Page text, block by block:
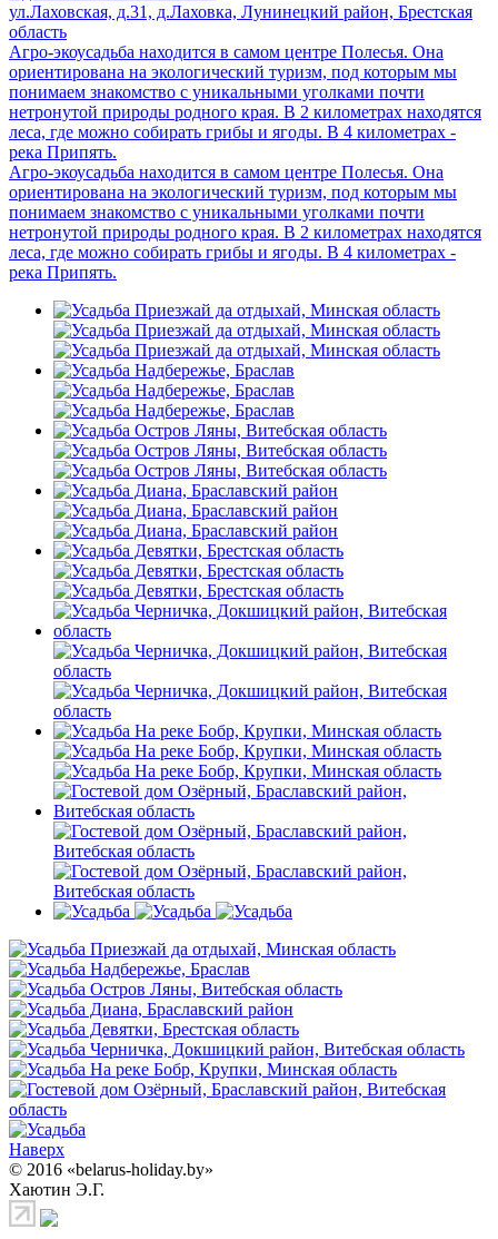
ул.Лаховская, д.31, д.Лаховка, Лунинецкий район, Брестская
область
Агро-экоусадьба находится в самом центре Полесья. Она
ориентирована на экологический туризм, под которым мы
понимаем знакомство с уникальными уголками почти
нетронутой природы родного края. В 2 километрах находятся
леса, где можно собирать грибы и ягоды. В 4 километрах -
река Припять.
Агро-экоусадьба находится в самом центре Полесья. Она
ориентирована на экологический туризм, под которым мы
понимаем знакомство с уникальными уголками почти
нетронутой природы родного края. В 2 километрах находятся
леса, где можно собирать грибы и ягоды. В 4 километрах -
река Припять.
Наверх
© 2016 «belarus-holiday.by»
Хаютин Э.Г.